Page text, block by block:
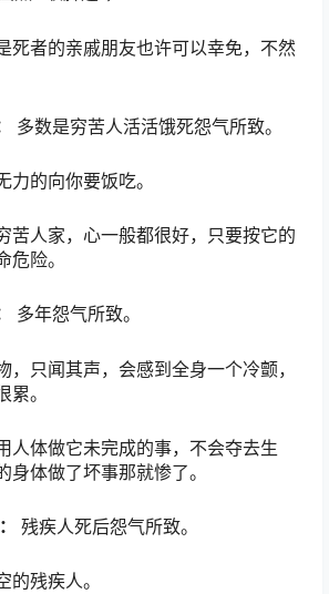
死者的亲戚朋友也许可以幸免，不然
多数是穷苦人活活饿死怨气所致。
力的向你要饭吃。
苦人家，心一般都很好，只要按它的
险。
多年怨气所致。
，只闻其声，会感到全身一个冷颤，
。
人体做它未完成的事，不会夺去生
身体做了坏事那就惨了。
残疾人死后怨气所致。
的残疾人。